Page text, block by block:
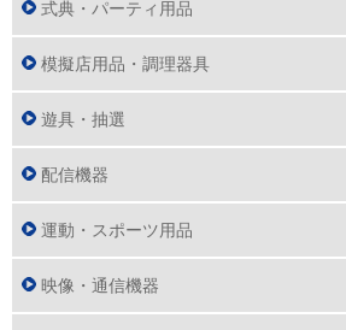
式典・パーティ用品
模擬店用品・調理器具
遊具・抽選
配信機器
運動・スポーツ用品
映像・通信機器